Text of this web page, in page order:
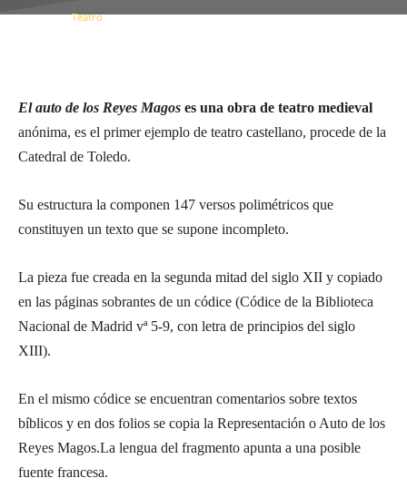
El auto de los Reyes Magos es una obra de teatro medieval
anónima, es el primer ejemplo de teatro castellano, procede de la
Catedral de Toledo.
Su estructura la componen 147 versos polimétricos que
constituyen un texto que se supone incompleto.
La pieza fue creada en la segunda mitad del siglo XII y copiado
en las páginas sobrantes de un códice (Códice de la Biblioteca
Nacional de Madrid vª 5-9, con letra de principios del siglo
XIII).
En el mismo códice se encuentran comentarios sobre textos
bíblicos y en dos folios se copia la Representación o Auto de los
Reyes Magos.La lengua del fragmento apunta a una posible
fuente francesa.